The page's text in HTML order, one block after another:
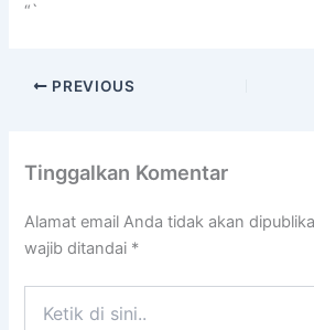
“`
PREVIOUS
Tinggalkan Komentar
Alamat email Anda tidak akan
wajib ditandai *